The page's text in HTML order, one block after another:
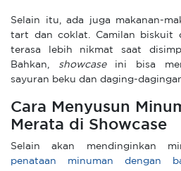
Selain itu, ada juga makanan-
tart dan coklat. Camilan biskuit
terasa lebih nikmat saat
Bahkan,
showcaseini bisa
sayuran beku dan daging-
Cara Menyusun
Merata di Showcase
Selain akan mendinginkan
penataan minuman dengan